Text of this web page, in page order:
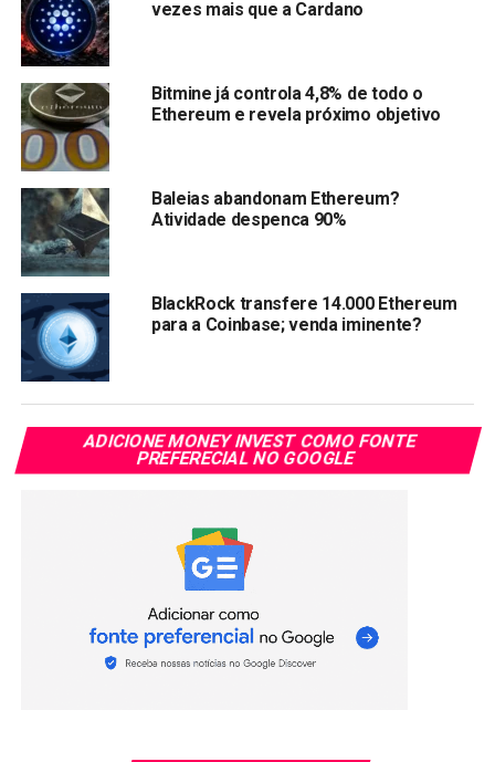
Fique de olho: o Ethereum ainda pode surpreender, para o
bem ou para o mal.
Compartilhar:
Copy
Link
WhatsApp
TÓPICOS RELACIONADOS: ETHEREUM TRENDS
PRÓXIMA:
Plataforma Inteligente DN Miner: A nova era de
ganhos diários de $150.000
NÃO PERCA:
Top 3 criptomoedas que são oportunidades em abril
vezes mais que a Cardano
Bitmine já controla 4,8% de todo o
Ethereum e revela próximo objetivo
Baleias abandonam Ethereum?
Atividade despenca 90%
BlackRock transfere 14.000 Ethereum
para a Coinbase; venda iminente?
ADICIONE MONEY INVEST COMO FONTE
PREFERECIAL NO GOOGLE